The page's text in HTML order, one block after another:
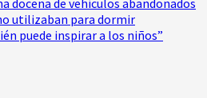
docena de vehículos abandonados
utilizaban para dormir
puede inspirar a los niños”